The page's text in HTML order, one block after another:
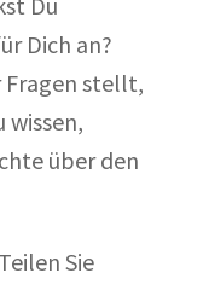
Dich an?
Fragen stellt,
wissen,
über den
Sie